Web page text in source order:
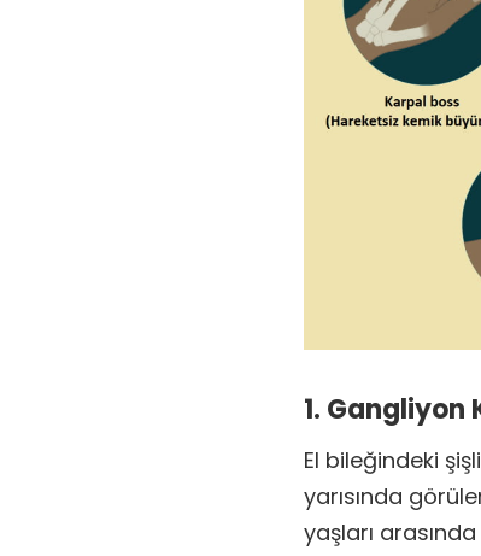
1. Gangliyon
El bileğindeki
yarısında
yaşları